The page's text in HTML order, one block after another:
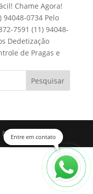
Chame Agora!
94048-0734 Pelo
7591 (11) 94048-
Dedetização
de Pragas e
Pesquisar
Space
Entre em contato